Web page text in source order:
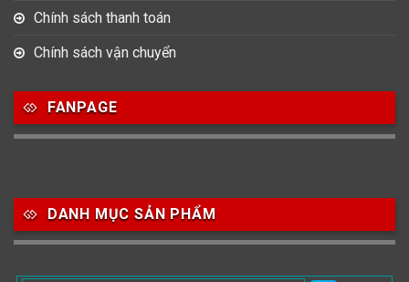
Chính sách thanh toán
Chính sách vận chuyển
FANPAGE
DANH MỤC SẢN PHẨM